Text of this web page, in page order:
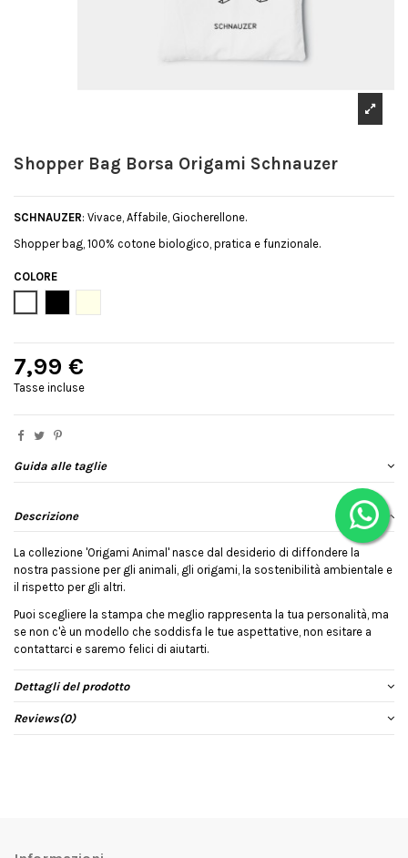
Shopper Bag Borsa Origami Schnauzer
SCHNAUZER: Vivace, Affabile, Giocherellone.
Shopper bag, 100% cotone biologico, pratica e funzionale.
COLORE
7,99 €
Tasse incluse
Guida alle taglie
Descrizione
La collezione 'Origami Animal' nasce dal desiderio di diffondere la
nostra passione per gli animali, gli origami, la sostenibilità ambientale e
il rispetto per gli altri.
Puoi scegliere la stampa che meglio rappresenta la tua personalità, ma
se non c'è un modello che soddisfa le tue aspettative, non esitare a
contattarci e saremo felici di aiutarti.
Dettagli del prodotto
Reviews(0)